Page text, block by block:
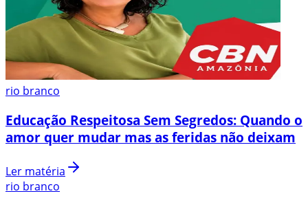
rio branco
Educação Respeitosa Sem Segredos: Quando o
amor quer mudar mas as feridas não deixam
Ler matéria
rio branco